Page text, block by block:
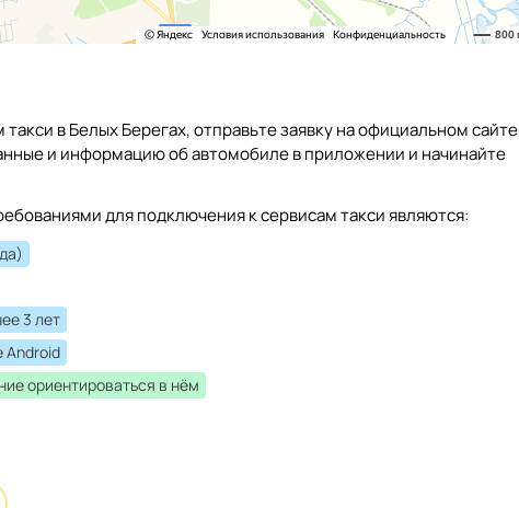
в Белых Берегах, отправьте заявку на официальном сайте
и информацию об автомобиле в приложении и начинайте
для подключения к сервисам такси являются:
3 лет
Android
ориентироваться в нём